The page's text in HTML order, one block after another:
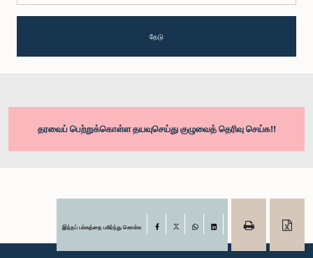
தேடு
தரவைப் பெற்றுக்கொள்ள தயவுசெய்து குழுவைத் தெரிவு செய்க!!
இந்தப் பக்கத்தை பகிர்ந்து கொள்க Facebook